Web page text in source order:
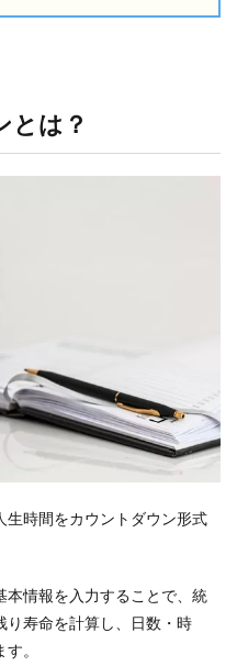
とは？
生時間をカウントダウン形式
本情報を入力することで、統
り寿命を計算し、日数・時
。